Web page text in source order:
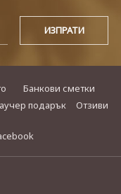
Банкови сметки
подарък Отзиви